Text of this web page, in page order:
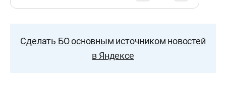
Сделать БО основным источником новостей
в Яндексе